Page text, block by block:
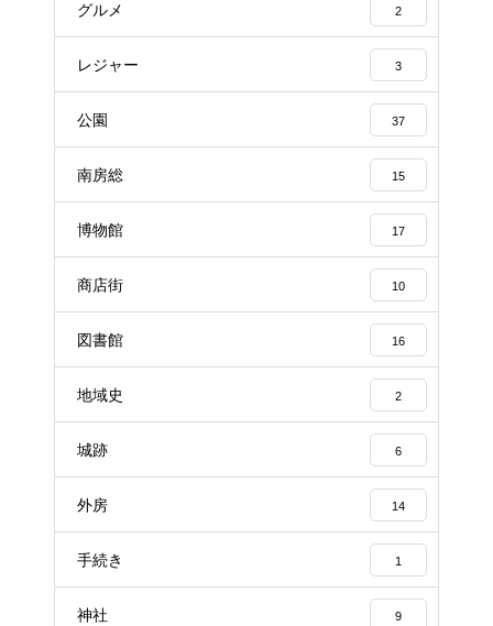
グルメ 2
レジャー 3
公園 37
南房総 15
博物館 17
商店街 10
図書館 16
地域史 2
城跡 6
外房 14
手続き 1
神社 9